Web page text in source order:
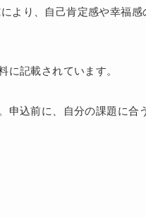
より、自己肯定感や幸福
に記載されています。
申込前に、自分の課題に合